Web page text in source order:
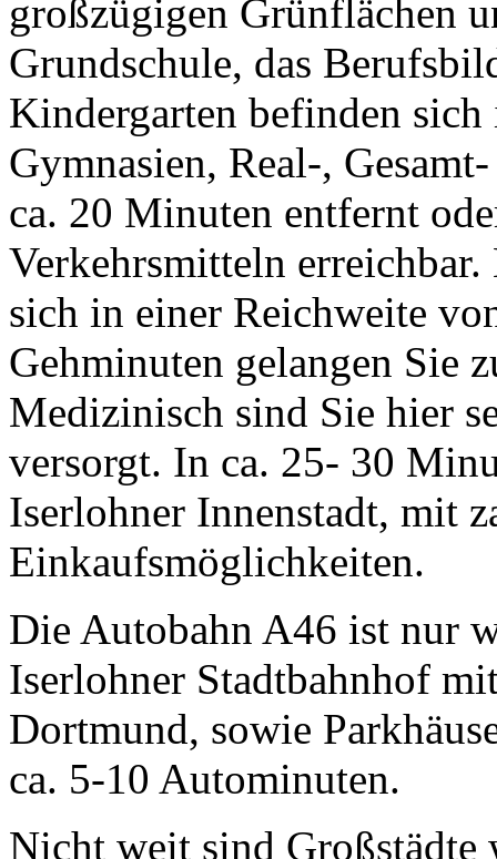
großzügigen Grünflächen
Grundschule, das
Kindergarten befinden
Gymnasien, Real-,
ca. 20 Minuten entfernt
Verkehrsmitteln
sich in einer Reichweite
Gehminuten gelangen Sie
Medizinisch sind Sie hier
versorgt. In ca. 25- 30
Iserlohner Innenstadt, mit
Einkaufsmöglichkeiten.
Die Autobahn A46 ist nur
Iserlohner Stadtbahnhof
Dortmund, sowie
ca. 5-10 Autominuten.
Nicht weit sind Großstädte